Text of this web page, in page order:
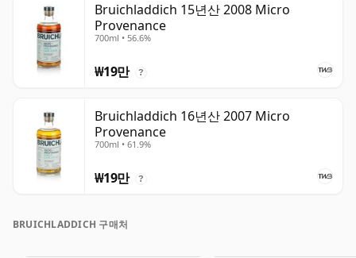
Bruichladdich 15년산 2008 Micro
Provenance
700ml • 56.6%
₩19만 ?
Bruichladdich 16년산 2007 Micro
Provenance
700ml • 61.9%
₩19만 ?
BRUICHLADDICH 구매처